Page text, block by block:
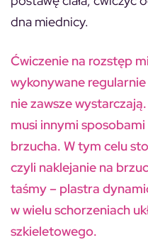
dna miednicy.
Ćwiczenie na rozstęp
wykonywane
nie zawsze
musi innymi
brzucha. W tym celu
czyli naklejanie na
taśmy – plastra
w wielu schorzeniach
szkieletowego.